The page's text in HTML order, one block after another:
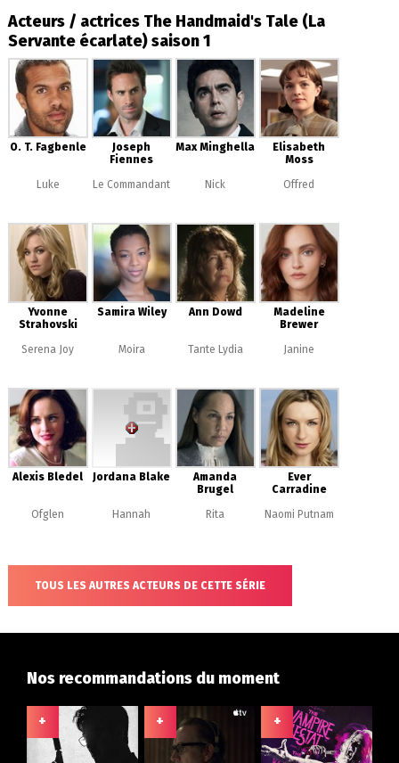
Acteurs / actrices The Handmaid's Tale (La
Servante écarlate) saison 1
O. T. Fagbenle
Luke
Joseph
Fiennes
Le Commandant
Max Minghella
Nick
Elisabeth
Moss
Offred
Yvonne
Strahovski
Serena Joy
Samira Wiley
Moira
Ann Dowd
Tante Lydia
Madeline
Brewer
Janine
Alexis Bledel
Ofglen
Jordana Blake
Hannah
Amanda
Brugel
Rita
Ever
Carradine
Naomi Putnam
TOUS LES AUTRES ACTEURS DE CETTE SÉRIE
Nos recommandations du moment
+ + +